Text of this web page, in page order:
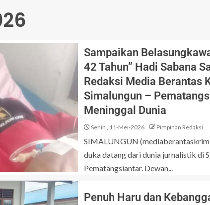
Sampaikan
42 Tahun” Hadi Sabana
Redaksi Media Berantas
Simalungun –
Meninggal Dunia
Senin , 11-Mei-2026 Pimpinan Redaksi
SIMALUNGUN
duka datang dari dunia jurnalistik di
Pematangsiantar. Dewan...
Penuh Haru dan